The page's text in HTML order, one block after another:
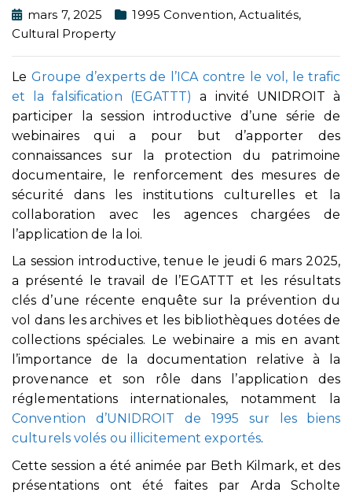
mars 7, 2025 1995 Convention,Actualités,
Cultural Property
Le Groupe d’experts de l’ICA contre le vol, le trafic
et la falsification (EGATTT)
a invité UNIDROIT à
participer la session introductive d’une série de
webinaires qui a pour but d’apporter des
connaissances sur la protection du patrimoine
documentaire, le renforcement des mesures de
sécurité dans les institutions culturelles et la
collaboration avec les agences chargées de
l’application de la loi.
La session introductive, tenue le jeudi 6 mars 2025,
a présenté le travail de l’EGATTT et les résultats
clés d’une récente enquête sur la prévention du
vol dans les archives et les bibliothèques dotées de
collections spéciales. Le webinaire a mis en avant
l’importance de la documentation relative à la
provenance et son rôle dans l’application des
réglementations internationales, notamment la
Convention d’UNIDROIT de 1995 sur les biens
culturels volés ou illicitement exportés.
Cette session a été animée par Beth Kilmark, et des
présentations ont été faites par Arda Scholte